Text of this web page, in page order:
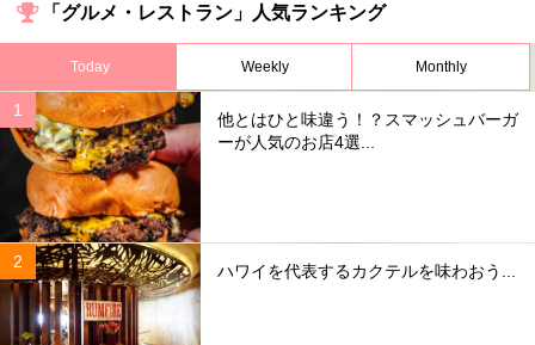
「グルメ・レストラン」人気ランキング
Today Weekly Monthly
他とはひと味違う！？スマッシュバーガ
ーが人気のお店4選...
ハワイを代表するカクテルを味わおう...